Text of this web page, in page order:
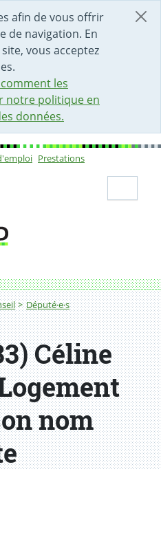
afin de vous offrir
de navigation. En
vous acceptez
les
notre politique en
données.
PAGE
Prestations
Député·e·s
Céline
nom